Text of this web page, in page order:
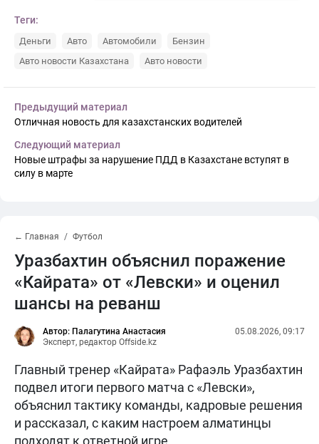
Теги:
Деньги Авто Автомобили
Бензин
Авто новости Казахстана
Авто новости
Предыдущий материал
Отличная новость для казахстанских водителей
Следующий материал
Новые штрафы за нарушение ПДД в Казахстане вступят в
силу в марте
← Главная Футбол
Уразбахтин объяснил поражение
«Кайрата» от «Левски» и оценил
шансы на реванш
Автор: Палагутина Анастасия
Эксперт, редактор Offside.kz
05.08.2026, 09:17
Главный тренер «Кайрата» Рафаэль Уразбахтин
подвел итоги первого матча с «Левски»,
объяснил тактику команды, кадровые решения
и рассказал, с каким настроем алматинцы
подходят к ответной игре.